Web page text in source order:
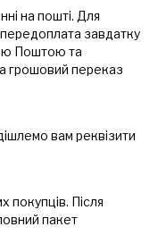
на пошті. Для
завдатку
Поштою та
грошовий переказ
вам реквізити
покупців. Після
пакет